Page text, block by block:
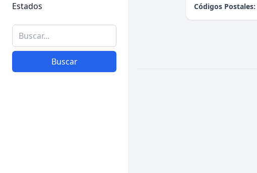
Estados
Buscar
Códigos Postales: